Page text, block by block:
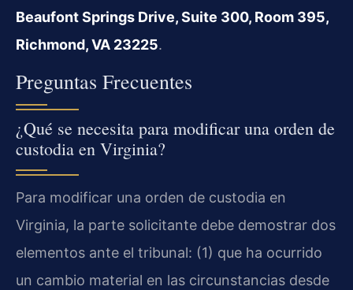
Beaufont Springs Drive, Suite 300, Room 395,
Richmond, VA 23225.
Preguntas Frecuentes
¿Qué se necesita para modificar una orden de
custodia en Virginia?
Para modificar una orden de custodia en
Virginia, la parte solicitante debe demostrar dos
elementos ante el tribunal: (1) que ha ocurrido
un cambio material en las circunstancias desde